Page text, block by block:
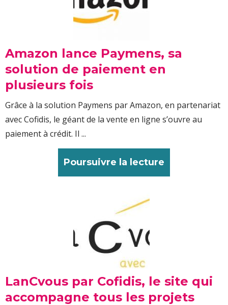
Amazon lance Paymens, sa
solution de paiement en
plusieurs fois
Grâce à la solution Paymens par Amazon, en partenariat
avec Cofidis, le géant de la vente en ligne s’ouvre au
paiement à crédit. Il ...
Poursuivre la lecture
LanCvous par Cofidis, le site qui
accompagne tous les projets